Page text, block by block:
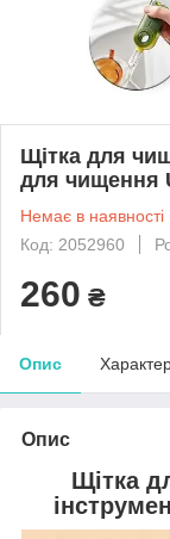
Щітка для
для чищення
Немає в наявності
Код: 2052960
260 ₴
Опис
Опис
Щітка